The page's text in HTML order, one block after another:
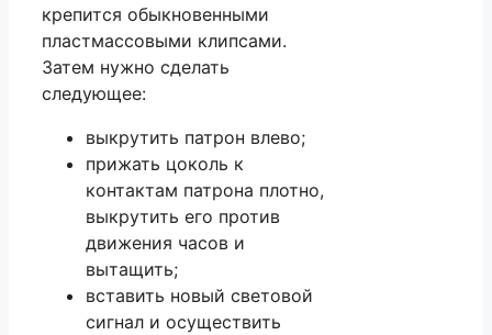
крепится обыкновенными
пластмассовыми клипсами.
Затем нужно сделать
следующее:
выкрутить патрон влево;
прижать цоколь к
контактам патрона плотно,
выкрутить его против
движения часов и
вытащить;
вставить новый световой
сигнал и осуществить